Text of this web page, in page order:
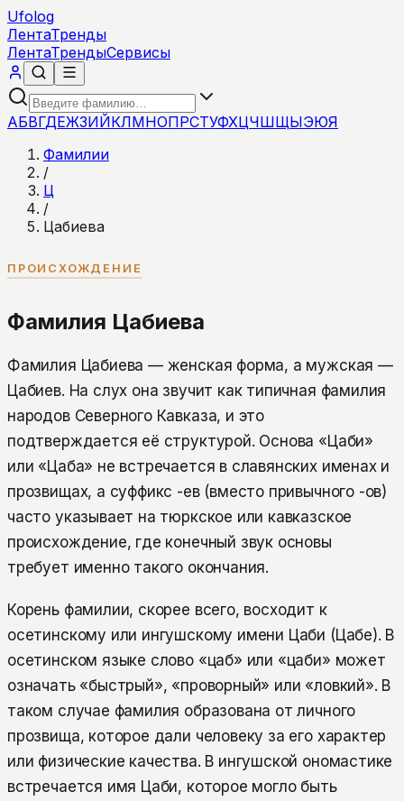
Ufolog
ЛентаТренды
ЛентаТрендыСервисы
АБВГДЕЖЗИЙКЛМНОПРСТУФХЦЧШЩЫЭЮЯ
Фамилии
/
Ц
/
Цабиева
ПРОИСХОЖДЕНИЕ
Фамилия Цабиева
Фамилия Цабиева — женская форма, а мужская —
Цабиев. На слух она звучит как типичная фамилия
народов Северного Кавказа, и это
подтверждается её структурой. Основа «Цаби»
или «Цаба» не встречается в славянских именах и
прозвищах, а суффикс -ев (вместо привычного -ов)
часто указывает на тюркское или кавказское
происхождение, где конечный звук основы
требует именно такого окончания.
Корень фамилии, скорее всего, восходит к
осетинскому или ингушскому имени Цаби (Цабе). В
осетинском языке слово «цаб» или «цаби» может
означать «быстрый», «проворный» или «ловкий». В
таком случае фамилия образована от личного
прозвища, которое дали человеку за его характер
или физические качества. В ингушской ономастике
встречается имя Цаби, которое могло быть